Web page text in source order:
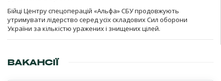
Бійці Центру спецоперацій «Альфа» СБУ продовжують
утримувати лідерство серед усіх складових Сил оборони
України за кількістю уражених і знищених цілей.
ВАКАНСІЇ